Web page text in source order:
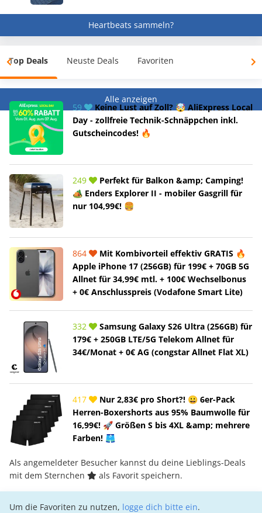
Heartbeats sammeln?
Top Deals Neuste Deals Favoriten
Alle anzeigen
59
Keine Lust auf Zoll? 🤯 AliExpress Local
Day - zollfreie Technik-Schnäppchen inkl.
Gutscheincodes! 🔥
249
Perfekt für Balkon &amp; Camping!
🏕️ Enders Explorer II - mobiler Gasgrill für
nur 104,99€! 🍔
864
Mit Kombivorteil effektiv GRATIS 🔥
Apple iPhone 17 (256GB) für 199€ + 70GB 5G
Allnet für 34,99€ mtl. + 100€ Wechselbonus
+ 0€ Anschlusspreis (Vodafone Smart Lite)
332
Samsung Galaxy S26 Ultra (256GB) für
179€ + 250GB LTE/5G Telekom Allnet für
34€/Monat + 0€ AG (congstar Allnet Flat XL)
417
Nur 2,83€ pro Short?! 😀 6er-Pack
Herren-Boxershorts aus 95% Baumwolle für
16,99€! 🚀 Größen S bis 4XL &amp; mehrere
Farben! 🩳
Als angemeldeter Besucher kannst du deine Lieblings-Deals
mit dem Sternchen
als Favorit speichern.
Um die Favoriten zu nutzen, logge dich bitte ein.